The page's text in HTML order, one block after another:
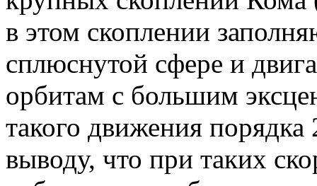
в этом скоплении
сплюснутой сфере и
орбитам с большим
такого движения
выводу, что при таких